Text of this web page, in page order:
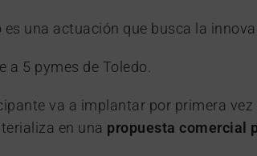
es una actuación que busca la
a 5 pymes de Toledo.
va a implantar por primera
en una propuesta comercial